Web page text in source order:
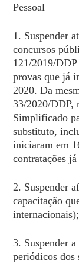
Pessoal
1. Suspender
concursos
121/2019/
provas que já
2020. Da
33/2020/DDP,
Simplificado
substituto,
iniciaram em
contratações
2. Suspender
capacitação
internacionais);
3. Suspender
periódicos dos